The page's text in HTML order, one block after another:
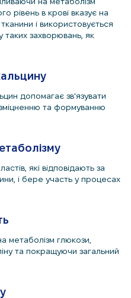
рівень в крові вказує на
і використовується
таких захворювань, як
допомагає зв'язувати
зміцненню та формуванню
які відповідають за
і бере участь у процесах
метаболізм глюкози,
та покращуючи загальний